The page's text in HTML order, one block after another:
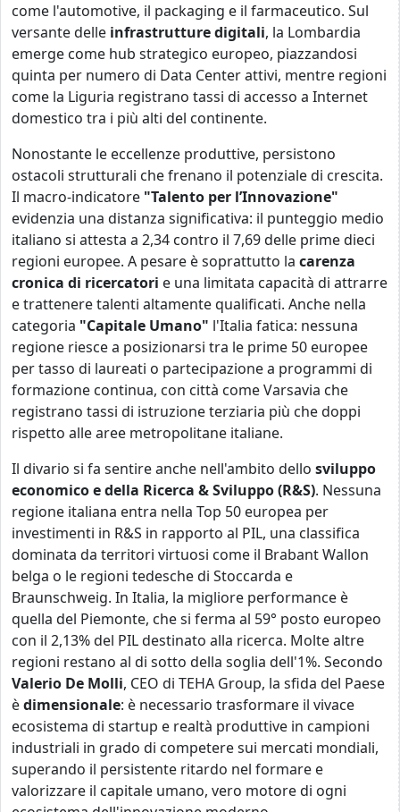
come l'automotive, il packaging e il farmaceutico. Sul
versante delle infrastrutture digitali, la Lombardia
emerge come hub strategico europeo, piazzandosi
quinta per numero di Data Center attivi, mentre regioni
come la Liguria registrano tassi di accesso a Internet
domestico tra i più alti del continente.
Nonostante le eccellenze produttive, persistono
ostacoli strutturali che frenano il potenziale di crescita.
Il macro-indicatore "Talento per l’Innovazione"
evidenzia una distanza significativa: il punteggio medio
italiano si attesta a 2,34 contro il 7,69 delle prime dieci
regioni europee. A pesare è soprattutto la carenza
cronica di ricercatori e una limitata capacità di attrarre
e trattenere talenti altamente qualificati. Anche nella
categoria "Capitale Umano" l'Italia fatica: nessuna
regione riesce a posizionarsi tra le prime 50 europee
per tasso di laureati o partecipazione a programmi di
formazione continua, con città come Varsavia che
registrano tassi di istruzione terziaria più che doppi
rispetto alle aree metropolitane italiane.
Il divario si fa sentire anche nell'ambito dello sviluppo
economico e della Ricerca & Sviluppo (R&S). Nessuna
regione italiana entra nella Top 50 europea per
investimenti in R&S in rapporto al PIL, una classifica
dominata da territori virtuosi come il Brabant Wallon
belga o le regioni tedesche di Stoccarda e
Braunschweig. In Italia, la migliore performance è
quella del Piemonte, che si ferma al 59° posto europeo
con il 2,13% del PIL destinato alla ricerca. Molte altre
regioni restano al di sotto della soglia dell'1%. Secondo
Valerio De Molli, CEO di TEHA Group, la sfida del Paese
èdimensionale: è necessario trasformare il vivace
ecosistema di startup e realtà produttive in campioni
industriali in grado di competere sui mercati mondiali,
superando il persistente ritardo nel formare e
valorizzare il capitale umano, vero motore di ogni